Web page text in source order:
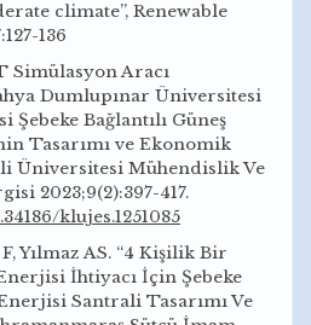
climate”, Renewable
136
Simülasyon Aracı
Dumlupınar Üniversitesi
Şebeke Bağlantılı Güneş
Tasarımı ve Ekonomik
Üniversitesi Mühendislik Ve
2023;9(2):397-417.
klujes.1251085
Yılmaz AS. “4 Kişilik Bir
İhtiyacı İçin Şebeke
Santrali Tasarımı Ve